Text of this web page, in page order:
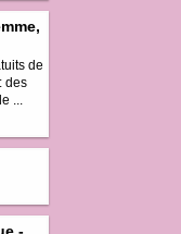
de
des
...